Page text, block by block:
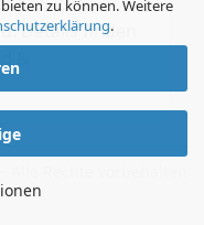
zu können. Weitere
.
Details finden
&